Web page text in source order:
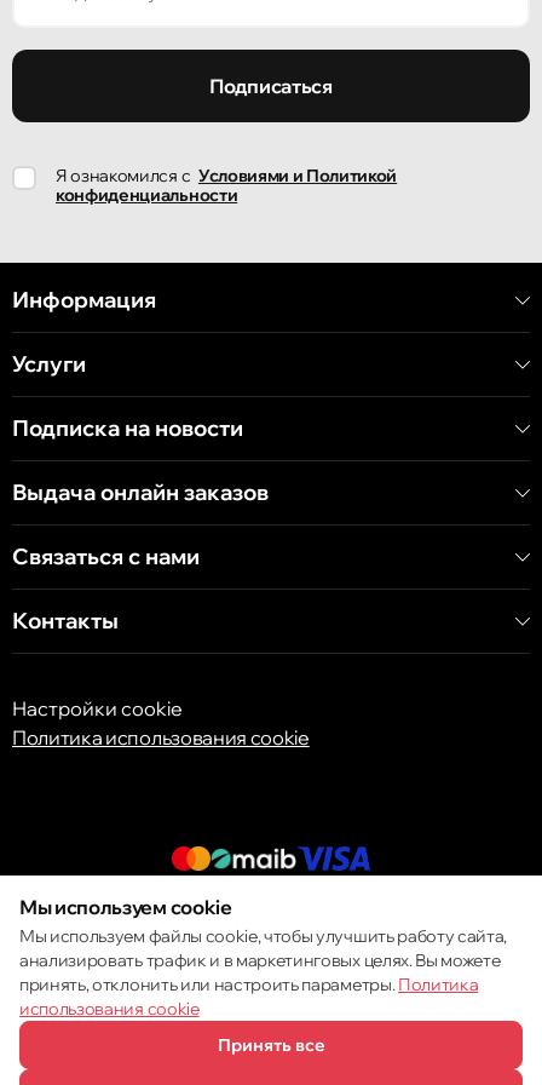
улица Ион Крянгэ, 78
Кишинёв
Хынчештское шоссе, 60/4
бульвар Дечебал, 139
Подписаться
Я ознакомился с Условиями и Политикой
конфиденциальности
Информация
Услуги
Подписка на новости
Выдача онлайн заказов
Связаться с нами
Контакты
Настройки cookie
Политика использования cookie
© 2013 – 2026 ECOM
Мы используем cookie
Мы используем файлы cookie, чтобы улучшить работу сайта,
анализировать трафик и в маркетинговых целях. Вы можете
принять, отклонить или настроить параметры.Политика
использования cookie
Принять все